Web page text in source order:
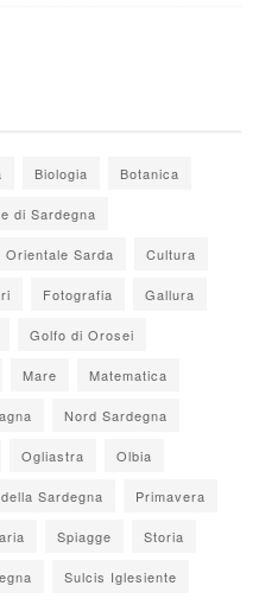
Biologia Botanica
di Sardegna
Orientale Sarda Cultura
Fotografia Gallura
Golfo di Orosei
Mare Matematica
Nord Sardegna
Ogliastra Olbia
Sardegna Primavera
Spiagge Storia
Sulcis Iglesiente